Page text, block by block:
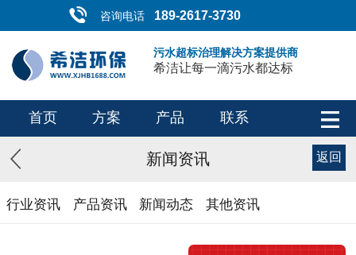
咨询电话 189-2617-3730
污水超标治理解决方案提供商
希洁让每一滴污水都达标
首页 方案 产品 联系
新闻资讯 返回
行业资讯 产品资讯 新闻动态 其他资讯